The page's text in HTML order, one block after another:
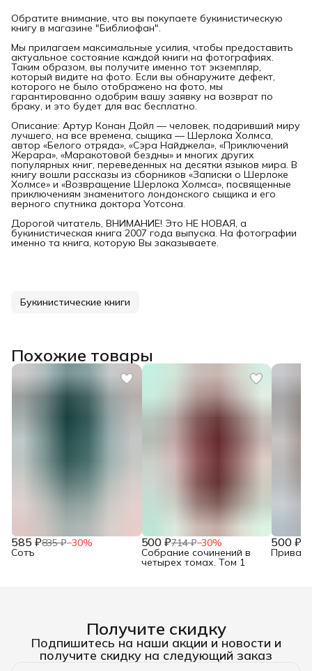
Обратите внимание, что вы покупаете букинистическую
книгу в магазине "Библиофан".
Мы прилагаем максимальные усилия, чтобы предоставить
актуальное состояние каждой книги на фотографиях.
Таким образом, вы получите именно тот экземпляр,
который видите на фото. Если вы обнаружите дефект,
которого не было отображено на фото, мы
гарантированно одобрим вашу заявку на возврат по
браку, и это будет для вас бесплатно.
Описание: Артур Конан Дойл — человек, подаривший миру
лучшего, на все времена, сыщика — Шерлока Холмса,
автор «Белого отряда», «Сэра Найджела», «Приключений
Жерара», «Маракотовой бездны» и многих других
популярных книг, переведенных на десятки языков мира. В
книгу вошли рассказы из сборников «Записки о Шерлоке
Холмсе» и «Возвращение Шерлока Холмса», посвященные
приключениям знаменитого лондонского сыщика и его
верного спутника доктора Уотсона.
Дорогой читатель, ВНИМАНИЕ! Это НЕ НОВАЯ, а
букинистическая книга 2007 года выпуска. На фотографии
именно та книга, которую Вы заказываете.
Букинистические книги
Похожие товары
585 ₽835 ₽−30%
Сотъ
500 ₽714 ₽−30%
Собрание сочинений в
четырех томах. Том 1
500 ₽
Получите скидку
Подпишитесь на наши акции и новости и
получите скидку на следующий заказ